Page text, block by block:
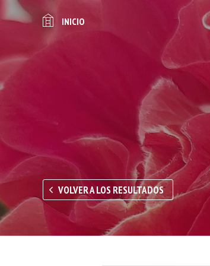
INICIO
VOLVER A LOS RESULTADOS